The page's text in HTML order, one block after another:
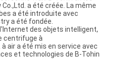
a été créée. La même
a été introduite avec
a été fondée.
des objets intelligent,
centrifuge à
air a été mis en service avec
et technologies de B-Tohin